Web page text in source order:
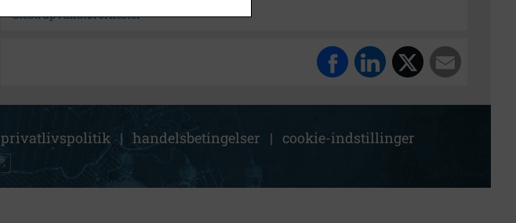
Stestrup Amatørorkester
privatlivspolitik | handelsbetingelser | cookie-indstillinger